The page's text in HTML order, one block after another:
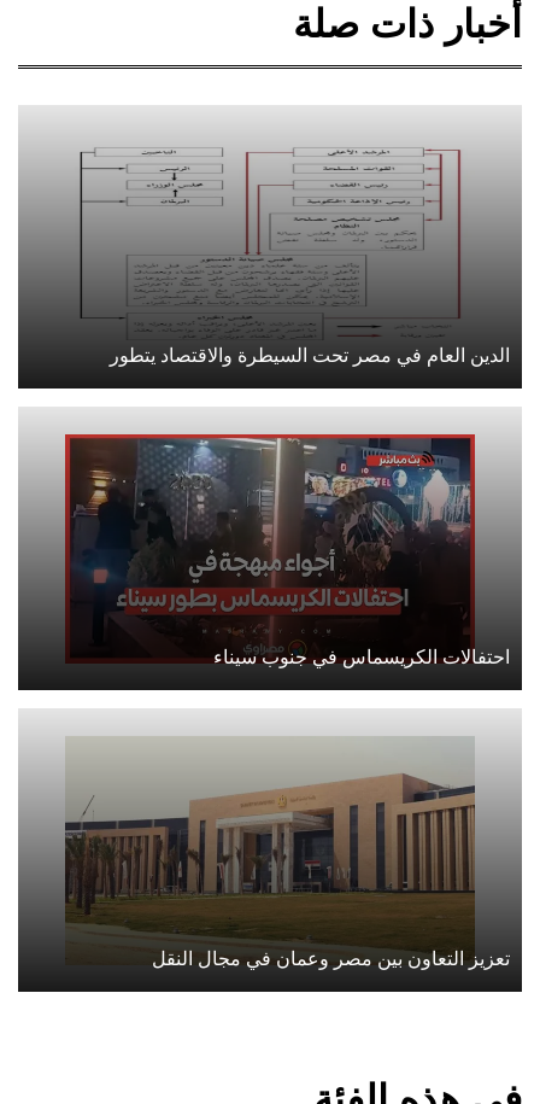
أخبار ذات صلة
الدين العام في مصر تحت السيطرة والاقتصاد يتطور
احتفالات الكريسماس في جنوب سيناء
تعزيز التعاون بين مصر وعمان في مجال النقل